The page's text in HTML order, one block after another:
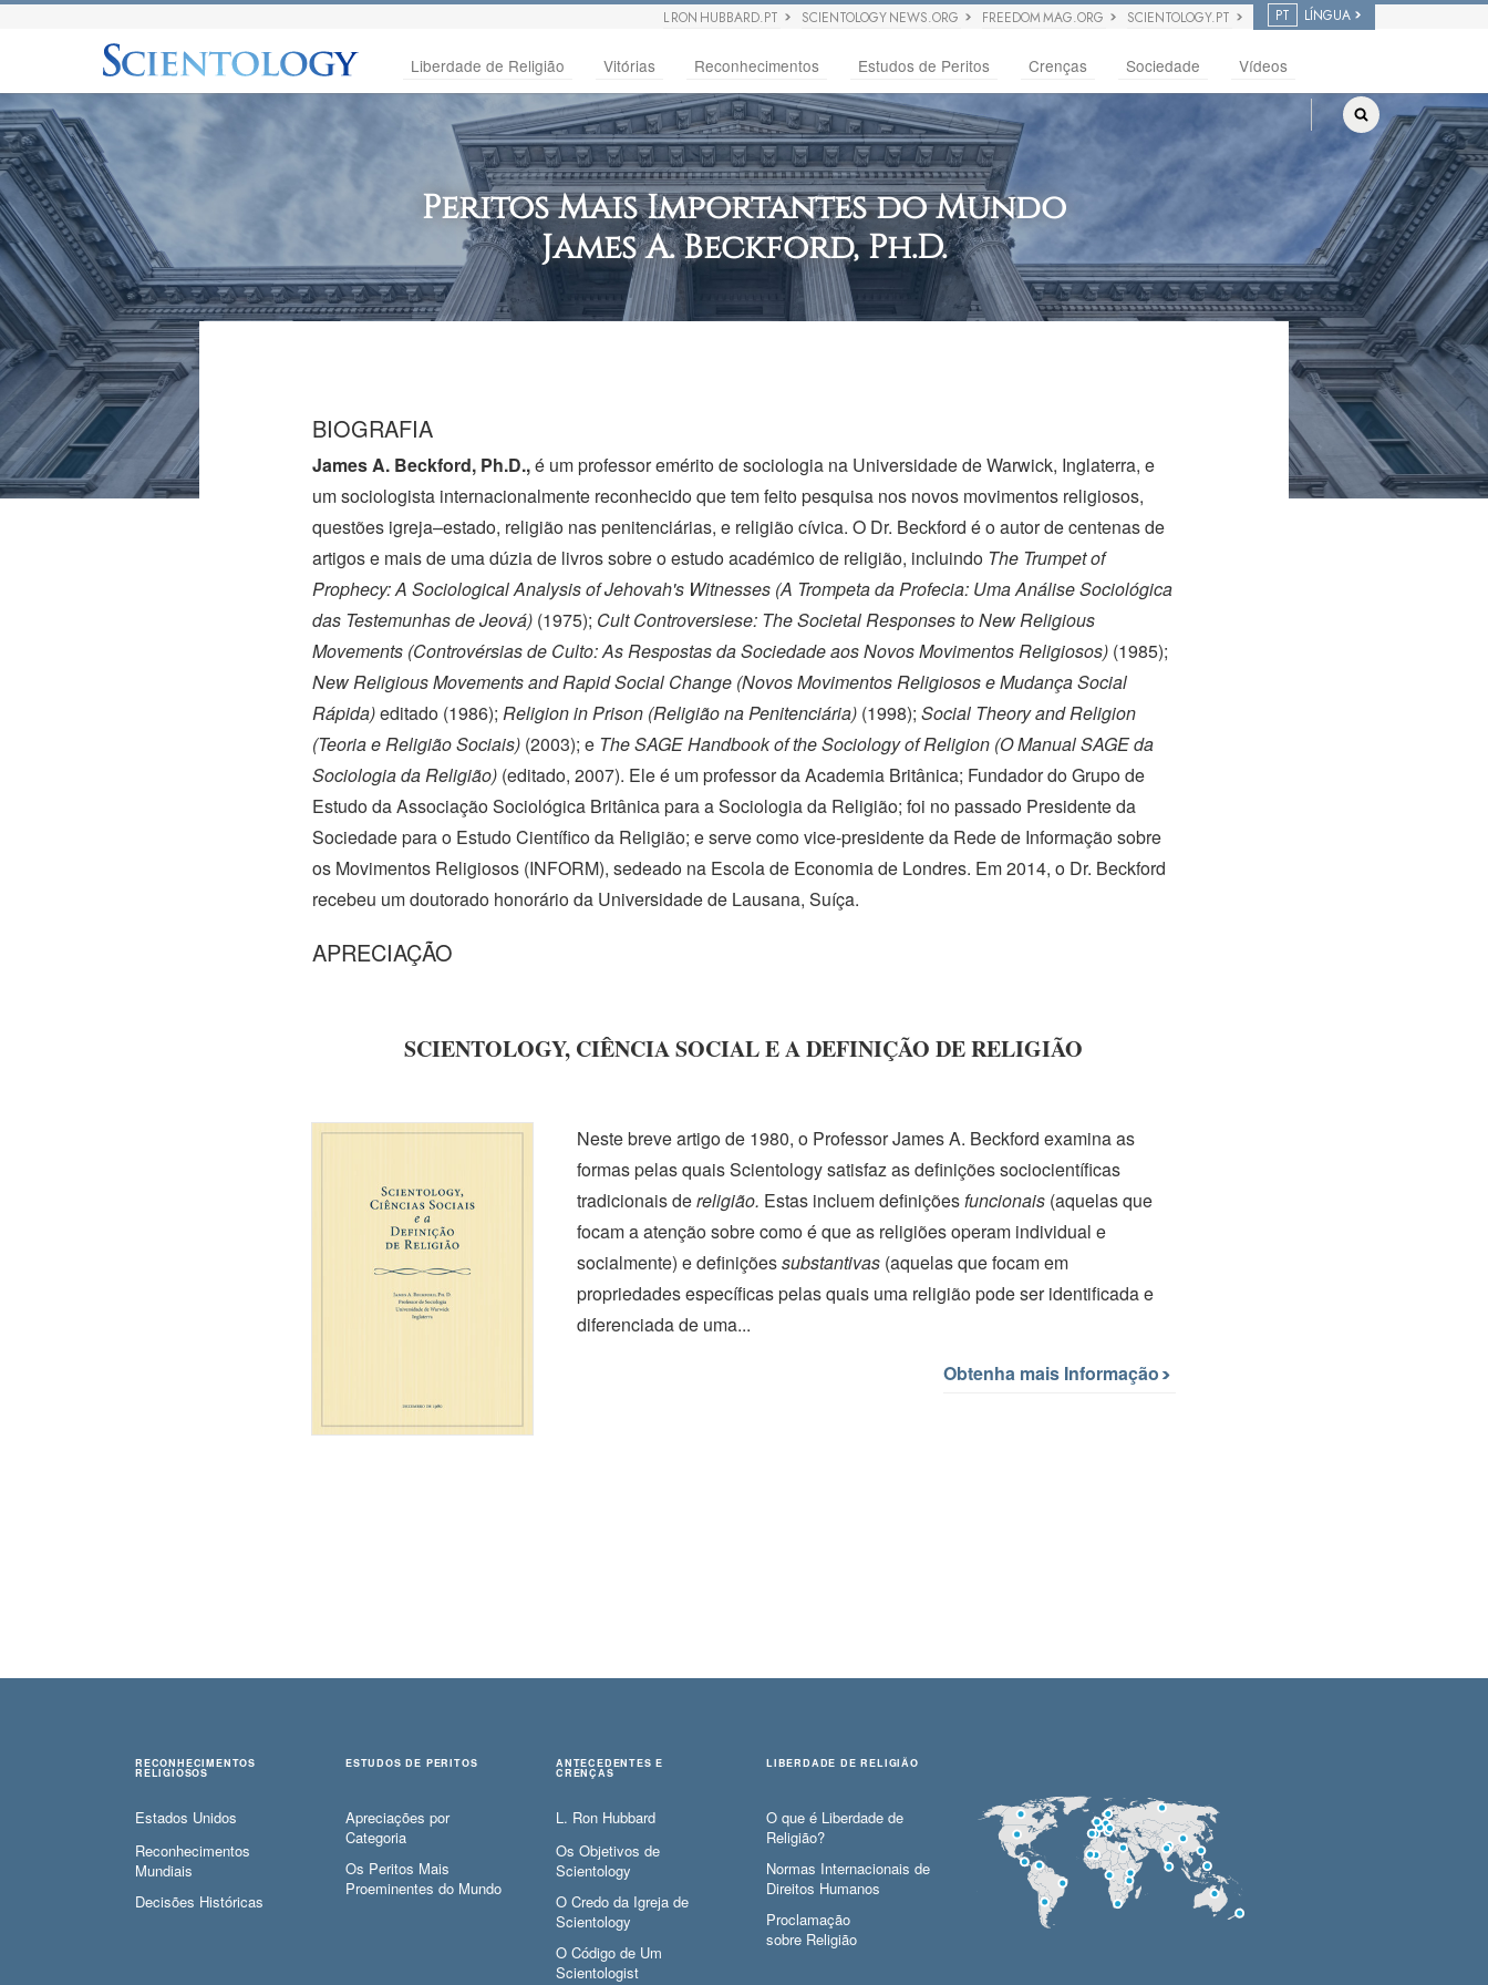
L RON HUBBARD.PT SCIENTOLOGY NEWS.ORG FREEDOM MAG.ORG SCIENTOLOGY.PT PT LÍNGUA
Liberdade de Religião Vitórias Reconhecimentos Estudos de Peritos Crenças Sociedade Vídeos
Peritos Mais Importantes do Mundo
James A.Beckford, Ph.D.
BIOGRAFIA
James A. Beckford, Ph.D.,é um professor emérito de sociologia na Universidade de Warwick, Inglaterra, e
um sociologista internacionalmente reconhecido que tem feito pesquisa nos novos movimentos religiosos,
questões igreja–estado, religião nas penitenciárias, e religião cívica. O Dr. Beckford é o autor de centenas de
artigos e mais de uma dúzia de livros sobre o estudo académico de religião, incluindo The Trumpet of
Prophecy: A Sociological Analysis of Jehovah's Witnesses (A Trompeta da Profecia: Uma Análise Sociológica
das Testemunhas de Jeová) (1975); Cult Controversiese: The Societal Responses to New Religious
Movements (Controvérsias de Culto: As Respostas da Sociedade aos Novos Movimentos Religiosos) (1985);
New Religious Movements and Rapid Social Change (Novos Movimentos Religiosos e Mudança Social
Rápida)editado (1986);Religion in Prison (Religião na Penitenciária) (1998);Social Theory and Religion
(Teoria e Religião Sociais) (2003); e The SAGE Handbook of the Sociology of Religion (O Manual SAGE da
Sociologia da Religião) (editado, 2007). Ele é um professor da Academia Britânica; Fundador do Grupo de
Estudo da Associação Sociológica Britânica para a Sociologia da Religião; foi no passado Presidente da
Sociedade para o Estudo Científico da Religião; e serve comovice-presidenteda Rede de Informação sobre
os Movimentos Religiosos (INFORM), sedeado na Escola de Economia de Londres. Em 2014, o Dr. Beckford
recebeu um doutorado honorário da Universidade de Lausana, Suíça.
APRECIAÇÃO
SCIENTOLOGY, CIÊNCIA SOCIAL E A DEFINIÇÃO DE RELIGIÃO
Neste breve artigode 1980, o ProfessorJames A. Beckford examina as
formas pelas quais Scientology satisfaz as definições sociocientíficas
tradicionais dereligião. Estas incluem definiçõesfuncionais (aquelas que
focam a atenção sobre como é que as religiões operam individual e
socialmente) e definiçõessubstantivas (aquelas que focam em
propriedades específicas pelas quais uma religião pode ser identificada e
diferenciada de uma...
Obtenha mais Informação
RECONHECIMENTOS
RELIGIOSOS
Estados Unidos
Reconhecimentos
Mundiais
Decisões Históricas
ESTUDOS DE PERITOS
Apreciações por
Categoria
Os Peritos Mais
Proeminentes do Mundo
ANTECEDENTES E
CRENÇAS
L. Ron Hubbard
Os Objetivos de
Scientology
O Credo da Igreja de
Scientology
O Código de Um
Scientologist
LIBERDADE DE RELIGIÃO
O que é Liberdade de
Religião?
Normas Internacionais de
Direitos Humanos
Proclamação
sobre Religião